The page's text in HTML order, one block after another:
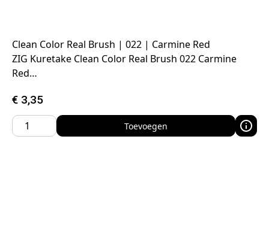
Clean Color Real Brush | 022 | Carmine Red
ZIG Kuretake Clean Color Real Brush 022 Carmine
Red…
€ 3,35
Toevoegen